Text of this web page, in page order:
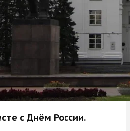
с Днём России.